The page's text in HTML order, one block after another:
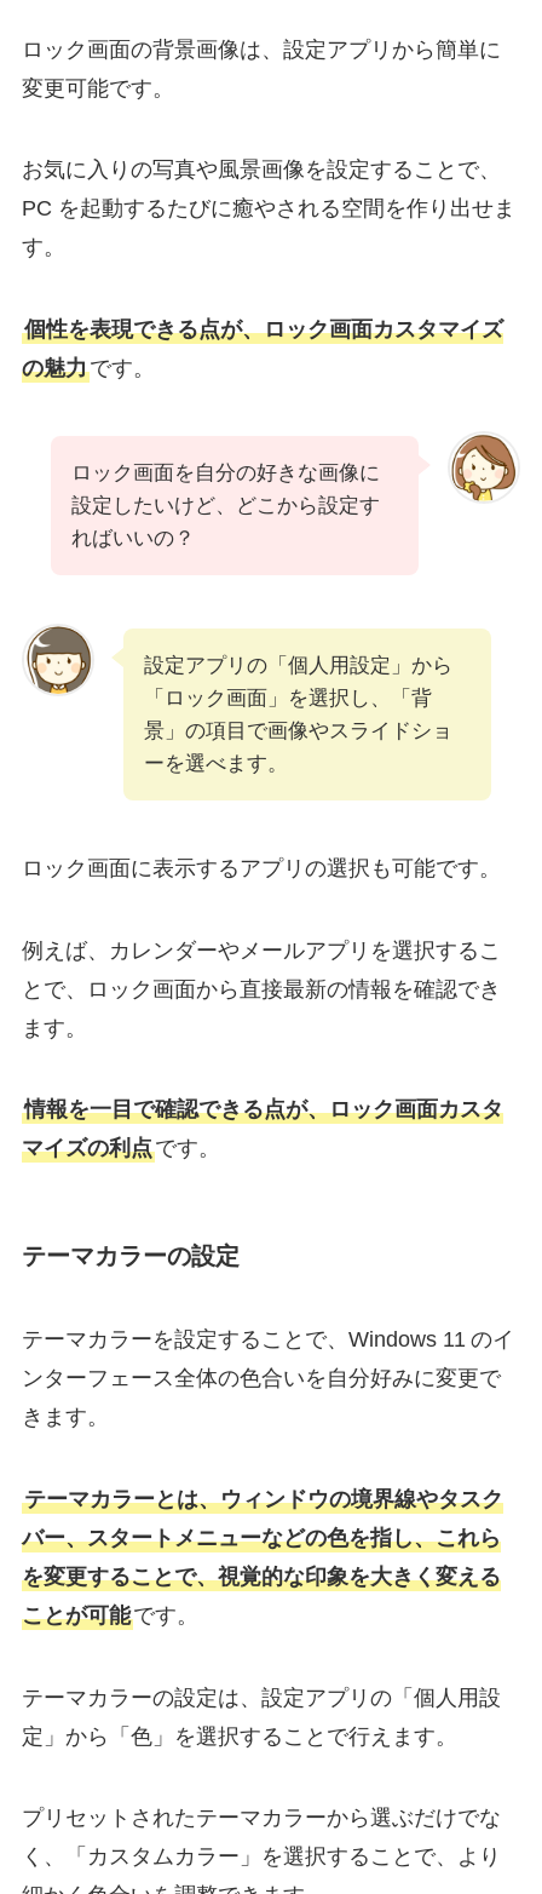
ロック画面の背景画像は、設定アプリから簡単に
変更可能です。
お気に入りの写真や風景画像を設定することで、
PC を起動するたびに癒やされる空間を作り出せま
す。
個性を表現できる点が、ロック画面カスタマイズ
の魅力です。
ロック画面を自分の好きな画像に
設定したいけど、どこから設定す
ればいいの？
設定アプリの「個人用設定」から
「ロック画面」を選択し、「背
景」の項目で画像やスライドショ
ーを選べます。
ロック画面に表示するアプリの選択も可能です。
例えば、カレンダーやメールアプリを選択するこ
とで、ロック画面から直接最新の情報を確認でき
ます。
情報を一目で確認できる点が、ロック画面カスタ
マイズの利点です。
テーマカラーの設定
テーマカラーを設定することで、Windows 11 のイ
ンターフェース全体の色合いを自分好みに変更で
きます。
テーマカラーとは、ウィンドウの境界線やタスク
バー、スタートメニューなどの色を指し、これら
を変更することで、視覚的な印象を大きく変える
ことが可能です。
テーマカラーの設定は、設定アプリの「個人用設
定」から「色」を選択することで行えます。
プリセットされたテーマカラーから選ぶだけでな
く、「カスタムカラー」を選択することで、より